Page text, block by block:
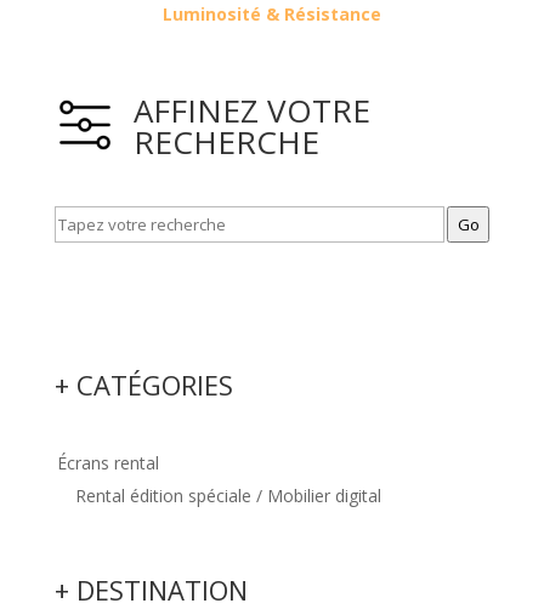
Luminosité & Résistance
AFFINEZ VOTRE
RECHERCHE
Go
+ CATÉGORIES
Écrans rental
Rental édition spéciale / Mobilier digital
+ DESTINATION